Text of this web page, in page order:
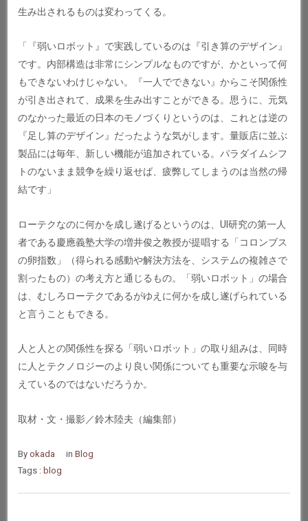
生み出されるものは変わってくる。
「『弱いロボット』で実践しているのは『引き算のデザイン』
です。内部構造は非常にシンプルなものですが、かといって何
もできないわけじゃない。『一人でできない』からこそ関係性
が引き出されて、成果を生み出すことができる。思うに、元気
のなかった最近の日本のモノづくりというのは、これとは逆の
『足し算のデザイン』だったような気がします。量販店に並ぶ
製品には毎年、新しい機能が追加されている。パラダイムシフ
トのないまま競争を繰り返せば、疲弊してしまうのは当然の帰
結です」
ローテクなのに何かを成し遂げるというのは、UI研究の第一人
者である慶應義塾大学の増井俊之教授が提唱する「コロンブス
の卵指数」（得られる感動や解決方法を、システムの複雑さで
割ったもの）の考え方と通じるもの。「弱いロボット」の場合
は、むしろローテクであるがゆえに何かを成し遂げられている
と言うこともできる。
人と人との関係性を探る「弱いロボット」の取り組みは、同時
に人とテクノロジーのより良い関係についても重要な示唆を与
えているのではないだろうか。
取材・文・撮影／鈴木陸夫（編集部）
Byokada inBlog
Tags : blog